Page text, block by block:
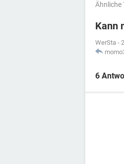
Ähnliche
Kann
WerSta -
6